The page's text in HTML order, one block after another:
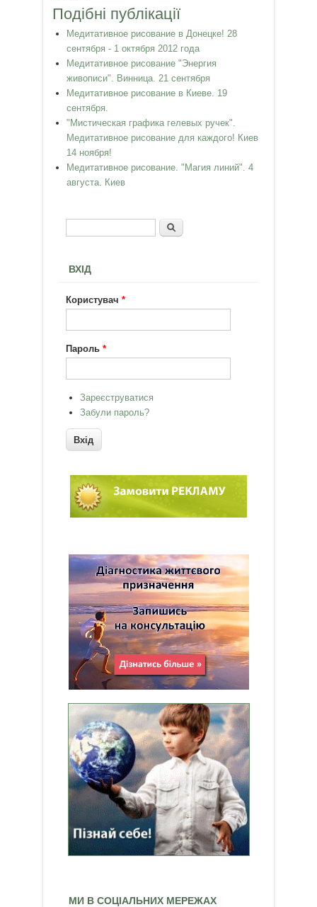
Подібні публікації
Медитативное рисование в Донецке! 28
сентября - 1 октября 2012 года
Медитативное рисование "Энергия
живописи". Винница. 21 сентября
Медитативное рисование в Киеве. 19
сентября.
"Мистическая графика гелевых ручек".
Медитативное рисование для каждого! Киев
14 ноября!
Медитативное рисование. "Магия линий". 4
августа. Киев
Пошукова форма
Пошук
ВХІД
Користувач*
Пароль*
Зареєструватися
Забули пароль?
МИ В СОЦІАЛЬНИХ МЕРЕЖАХ